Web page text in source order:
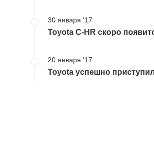
30 января '17
Toyota C-HR скоро
20 января '17
Toyota успешно